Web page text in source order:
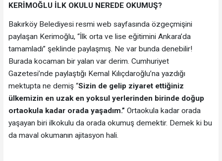
KERİMOĞLU İLK OKULU NEREDE OKUMUŞ?
Bakırköy Belediyesi resmi web sayfasında özgeçmişini
paylaşan Kerimoğlu, “İlk orta ve lise eğitimini Ankara’da
tamamladı” şeklinde paylaşmış. Ne var bunda denebilir!
Burada kocaman bir yalan var derim. Cumhuriyet
Gazetesi’nde paylaştığı Kemal Kılıçdaroğlu’na yazdığı
mektupta ne demiş “Sizin de gelip ziyaret ettiğiniz
ülkemizin en uzak en yoksul yerlerinden birinde doğup
ortaokula kadar orada yaşadım.” Ortaokula kadar orada
yaşayan biri ilkokulu da orada okumuş demektir. Demek ki bu
da maval okumanın ajitasyon hali.